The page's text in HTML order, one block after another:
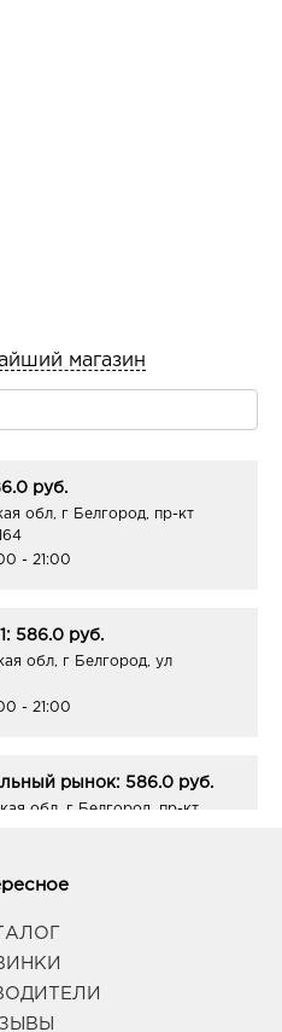
магазин
руб.
обл, г Белгород, пр-кт
- 21:00
586.0 руб.
обл, г Белгород, ул
- 21:00
рынок: 586.0 руб.
обл, г Белгород, пр-кт
руб.
обл, г Белгород, ул Попова,
- 20:00